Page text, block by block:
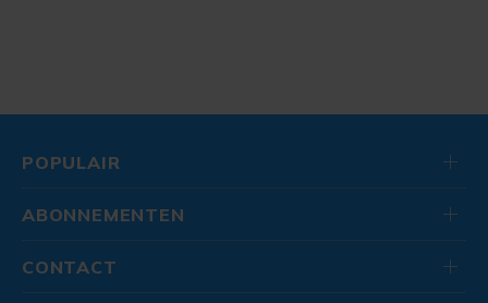
POPULAIR
ABONNEMENTEN
CONTACT